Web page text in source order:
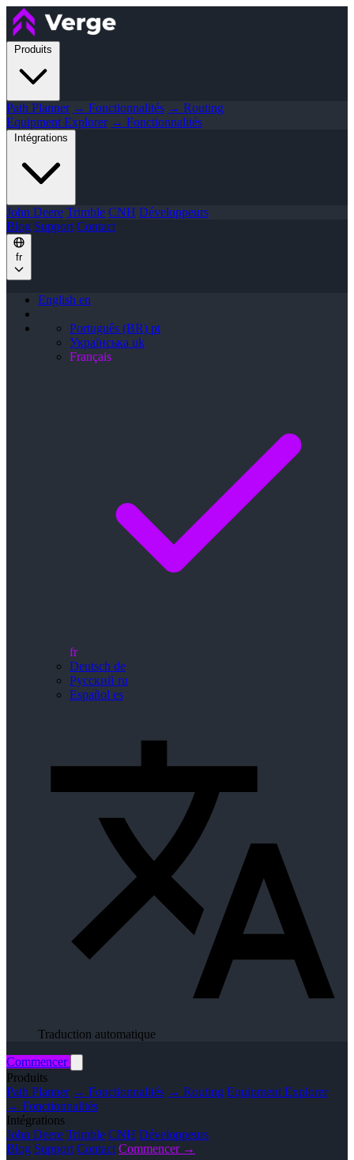
Produits
Path Planner → Fonctionnalités → Routing
Equipment Explorer → Fonctionnalités
Intégrations
John Deere Trimble CNH Développeurs
Blog Support Contact
fr
English en
Português (BR) pt
Українська uk
Français
fr
Deutsch de
Русский ru
Español es
Traduction automatique
Commencer
Produits
Path Planner → Fonctionnalités → Routing Equipment Explorer
→ Fonctionnalités
Intégrations
John Deere Trimble CNH Développeurs
Blog Support Contact Commencer →